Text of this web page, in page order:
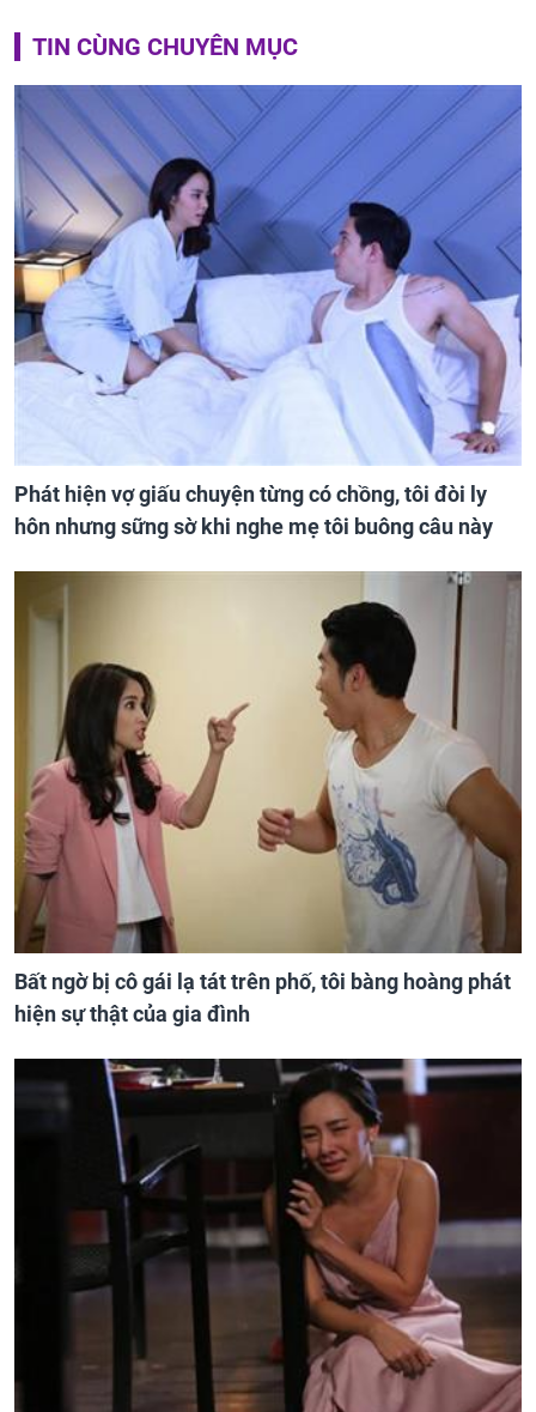
TIN CÙNG CHUYÊN MỤC
Phát hiện vợ giấu chuyện từng có chồng, tôi đòi ly
hôn nhưng sững sờ khi nghe mẹ tôi buông câu này
Bất ngờ bị cô gái lạ tát trên phố, tôi bàng hoàng phát
hiện sự thật của gia đình